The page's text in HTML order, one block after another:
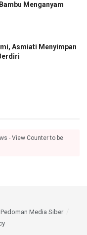
Menganyam
Asmiati Menyimpan
- View Counter to be
Pedoman Media Siber